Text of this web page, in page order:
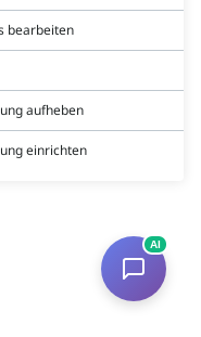
bearbeiten
aufheben
einrichten
AI